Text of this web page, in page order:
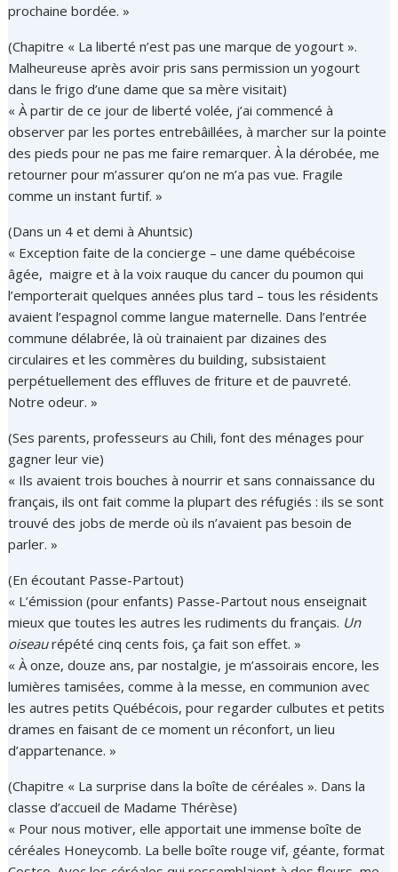
prochaine bordée. »
(Chapitre « La liberté n’est pas une marque de yogourt ».
Malheureuse après avoir pris sans permission un yogourt
dans le frigo d’une dame que sa mère visitait)
« À partir de ce jour de liberté volée, j’ai commencé à
observer par les portes entrebâillées, à marcher sur la pointe
des pieds pour ne pas me faire remarquer. À la dérobée, me
retourner pour m’assurer qu’on ne m’a pas vue. Fragile
comme un instant furtif. »
(Dans un 4 et demi à Ahuntsic)
« Exception faite de la concierge – une dame québécoise
âgée, maigre et à la voix rauque du cancer du poumon qui
l’emporterait quelques années plus tard – tous les résidents
avaient l’espagnol comme langue maternelle. Dans l’entrée
commune délabrée, là où trainaient par dizaines des
circulaires et les commères du building, subsistaient
perpétuellement des effluves de friture et de pauvreté.
Notre odeur. »
(Ses parents, professeurs au Chili, font des ménages pour
gagner leur vie)
« Ils avaient trois bouches à nourrir et sans connaissance du
français, ils ont fait comme la plupart des réfugiés : ils se sont
trouvé des jobs de merde où ils n’avaient pas besoin de
parler. »
(En écoutant Passe-Partout)
« L’émission (pour enfants) Passe-Partout nous enseignait
mieux que toutes les autres les rudiments du français. Un
oiseaurépété cinq cents fois, ça fait son effet. »
« À onze, douze ans, par nostalgie, je m’assoirais encore, les
lumières tamisées, comme à la messe, en communion avec
les autres petits Québécois, pour regarder culbutes et petits
drames en faisant de ce moment un réconfort, un lieu
d’appartenance. »
(Chapitre « La surprise dans la boîte de céréales ». Dans la
classe d’accueil de Madame Thérèse)
« Pour nous motiver, elle apportait une immense boîte de
céréales Honeycomb. La belle boîte rouge vif, géante, format